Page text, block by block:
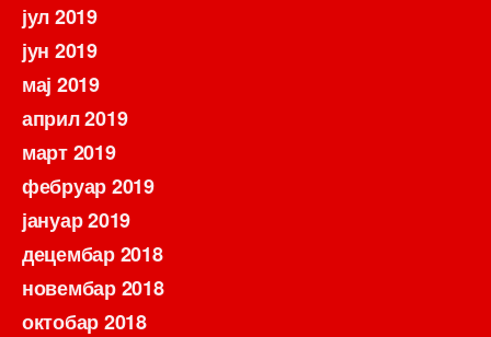
јул 2019
јун 2019
мај 2019
април 2019
март 2019
фебруар 2019
јануар 2019
децембар 2018
новембар 2018
октобар 2018